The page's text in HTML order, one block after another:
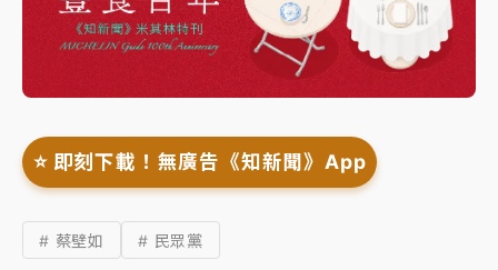
⭐️ 即刻下載！無廣告《知新聞》App
# 蔡壁如 # 民眾黨